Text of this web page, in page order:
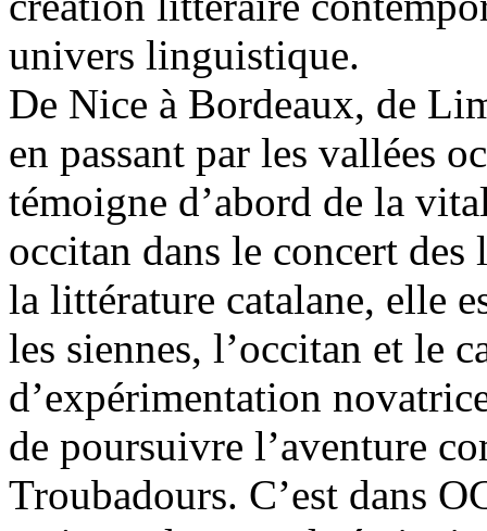
univers linguistique.
De Nice à Bordeaux, de
en passant par les vallées
témoigne d’abord de la
occitan dans le concert
la littérature catalane, elle
les siennes, l’occitan et le
d’expérimentation
de poursuivre l’aventure
Troubadours. C’est dans